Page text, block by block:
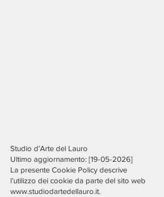
Studio d’Arte del Lauro
Ultimo aggiornamento: [19-05-2026]
La presente Cookie Policy descrive
l’utilizzo dei cookie da parte del sito web
www.studiodartedellauro.it.